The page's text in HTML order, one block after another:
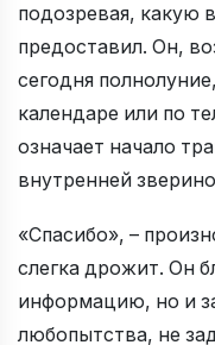
подозревая,
предоставил. Он,
сегодня
календаре или по
означает начало
внутренней
«Спасибо», –
слегка дрожит. Он
информацию, но и
любопытства, не